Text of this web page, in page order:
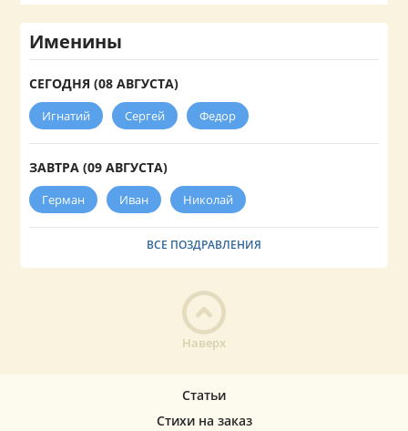
Именины
СЕГОДНЯ (08 АВГУСТА)
Игнатий Сергей Федор
ЗАВТРА (09 АВГУСТА)
Герман Иван Николай
ВСЕ ПОЗДРАВЛЕНИЯ
Наверх
Статьи
Стихи на заказ